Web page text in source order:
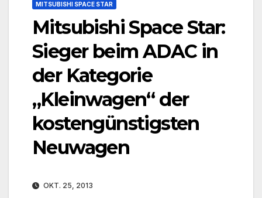
MITSUBISHI SPACE STAR
Mitsubishi Space Star:
Sieger beim ADAC in
der Kategorie
„Kleinwagen“ der
kostengünstigsten
Neuwagen
OKT. 25, 2013